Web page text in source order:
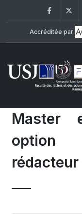
Accréditée par
Master
option
rédacteur